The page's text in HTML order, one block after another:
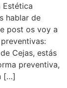
hablar de
post os voy a
Cejas, estás
preventiva,
[…]